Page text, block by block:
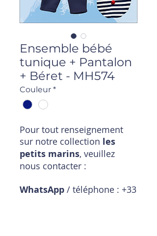
Ensemble bébé
tunique + Pantalon
+ Béret - MH574
Couleur *
Pour tout renseignement
sur notre collection les
petits marins, veuillez
nous contacter :
WhatsApp / téléphone : +33